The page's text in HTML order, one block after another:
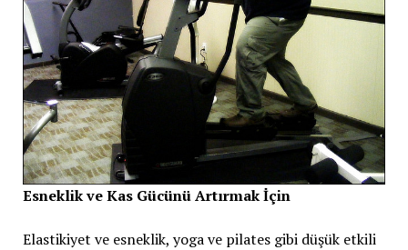
Esneklik ve Kas Gücünü Artırmak İçin
Elastikiyet ve esneklik, yoga ve pilates gibi düşük etkili